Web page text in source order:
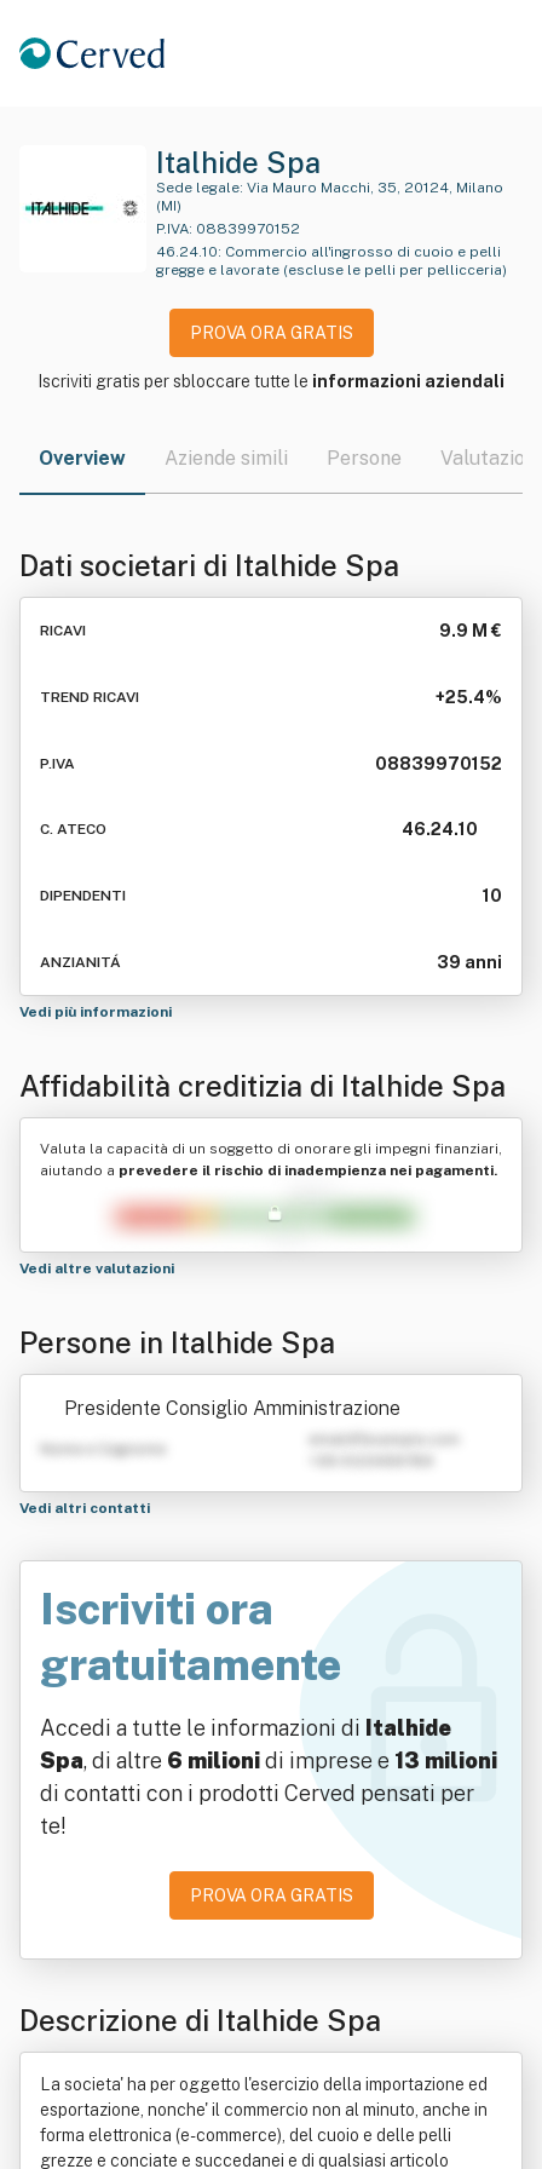
Italhide Spa
Sede legale:
(MI)
P.IVA: 08839970152
46.24.10: Commercio all'ingrosso di cuoio e pelli
gregge e lavorate (escluse le pelli per pellicceria)
PROVA ORA GRATIS
Iscriviti gratis per sbloccare tutte le informazioni aziendali
Overview Aziende simili Persone Valutazioni
Dati societari di Italhide Spa
RICAVI 9.9 M €
TREND RICAVI +25.4%
P.IVA 08839970152
C. ATECO 46.24.10
DIPENDENTI 10
ANZIANITÁ 39 anni
Vedi più informazioni
Affidabilità creditizia di Italhide Spa
Valuta la capacità di un soggetto di onorare gli impegni finanziari,
aiutando a prevedere il rischio di inadempienza nei pagamenti.
Vedi altre valutazioni
Persone in Italhide Spa
Presidente Consiglio Amministrazione
Nome e Cognome
Vedi altri contatti
Iscriviti ora
gratuitamente
Accedi a tutte le informazioni di Italhide
Spa, di altre 6 milionidi imprese e 13 milioni
di contatti con i prodotti Cerved pensati per
te!
PROVA ORA GRATIS
Descrizione di Italhide Spa
La societa' ha per oggetto l'esercizio della importazione ed
esportazione, nonche' il commercio non al minuto, anche in
forma elettronica (e-commerce), del cuoio e delle pelli
grezze e conciate e succedanei e di qualsiasi articolo